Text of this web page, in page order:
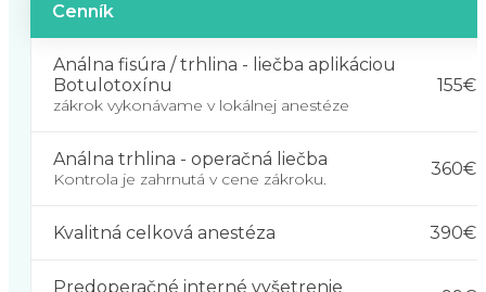
Cenník
Análna fisúra / trhlina - liečba aplikáciou
Botulotoxínu
zákrok vykonávame v lokálnej anestéze
155€
Análna trhlina - operačná liečba
Kontrola je zahrnutá v cene zákroku. 360€
Kvalitná celková anestéza 390€
Predoperačné interné vyšetrenie